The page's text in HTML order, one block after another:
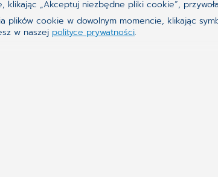
klikając „Akceptuj niezbędne pliki cookie”,
plików cookie w dowolnym momencie, klikając
w naszej polityce prywatności.